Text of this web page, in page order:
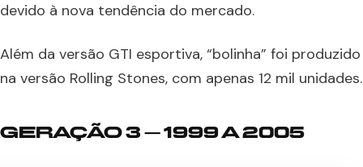
devido à nova tendência do mercado.
Além da versão GTI esportiva, “bolinha” foi produzido
na versão Rolling Stones, com apenas 12 mil unidades.
GERAÇÃO 3 – 1999 A 2005